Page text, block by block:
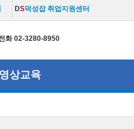
DS덕성잡 취업지원센터
화 02-3280-8950
상교육